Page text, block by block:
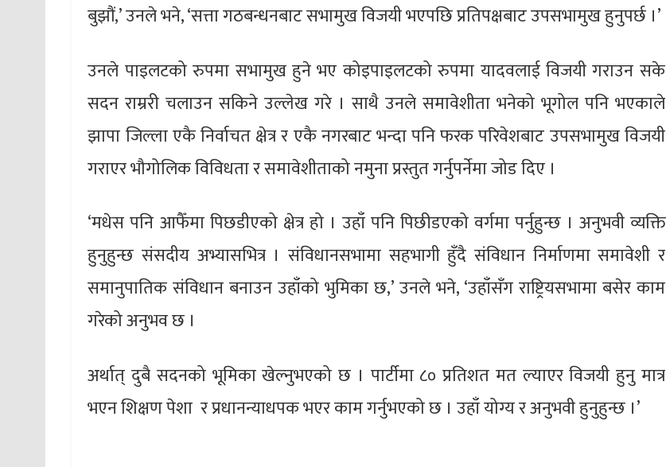
बुझौं,’ उनले भने, ‘सत्ता गठबन्धनबाट सभामुख विजयी भएपछि प्रतिपक्षबाट उपसभामुख हुनुपर्छ ।’
उनले पाइलटको रुपमा सभामुख हुने भए कोइपाइलटको रुपमा यादवलाई विजयी गराउन सके
सदन राम्ररी चलाउन सकिने उल्लेख गरे । साथै उनले समावेशीता भनेको भूगोल पनि भएकाले
झापा जिल्ला एकै निर्वाचत क्षेत्र र एकै नगरबाट भन्दा पनि फरक परिवेशबाट उपसभामुख विजयी
गराएर भौगोलिक विविधता र समावेशीताको नमुना प्रस्तुत गर्नुपर्नेमा जोड दिए ।
‘मधेस पनि आफैँमा पिछडीएको क्षेत्र हो । उहाँ पनि पिछीडएको वर्गमा पर्नुहुन्छ । अनुभवी व्यक्ति
हुनुहुन्छ संसदीय अभ्यासभित्र । संविधानसभामा सहभागी हुँदै संविधान निर्माणमा समावेशी र
समानुपातिक संविधान बनाउन उहाँको भुमिका छ,’ उनले भने, ‘उहाँसँग राष्ट्रियसभामा बसेर काम
गरेको अनुभव छ ।
अर्थात् दुबै सदनको भूमिका खेल्नुभएको छ । पार्टीमा ८० प्रतिशत मत ल्याएर विजयी हुनु मात्र
भएन शिक्षण पेशा र प्रधानन्याधपक भएर काम गर्नुभएको छ । उहाँ योग्य र अनुभवी हुनुहुन्छ ।’